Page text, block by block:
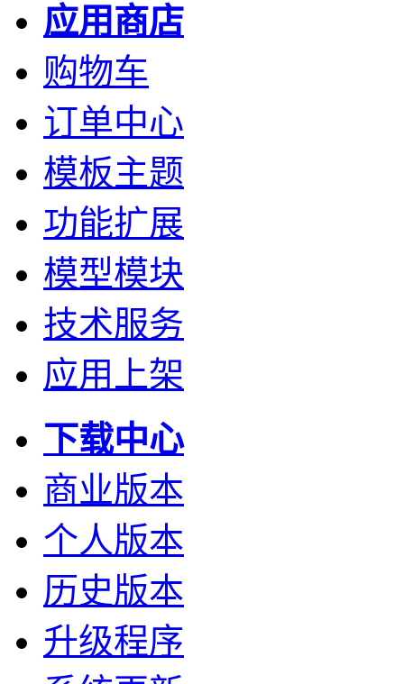
应用商店
购物车
订单中心
模板主题
功能扩展
模型模块
技术服务
应用上架
下载中心
商业版本
个人版本
历史版本
升级程序